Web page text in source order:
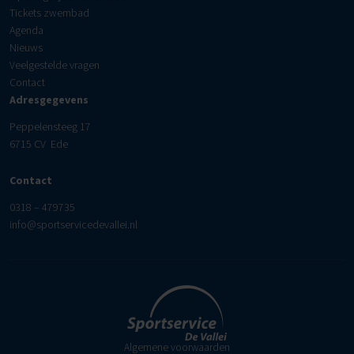
Tickets zwembad
Agenda
Nieuws
Veelgestelde vragen
Contact
Adresgegevens
Peppelensteeg 17
6715 CV Ede
Contact
0318 – 479735
info@sportservicedevallei.nl
Algemene voorwaarden